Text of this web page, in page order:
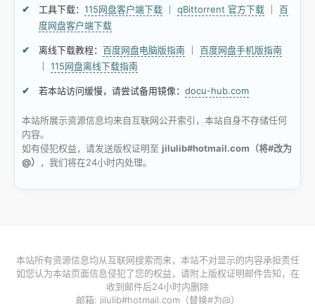
工具下载： 115网盘客户端下载 qBittorrent 官方下载
百
度网盘客户端下载
离线下载教程： 百度网盘电脑版指南
百度网盘手机版指南
115网盘离线下载指南
若本站访问缓慢，请尝试备用镜像： docu-hub.com
本站所展示资源信息均来自互联网公开索引，本站自身不存储任何
内容。
如有侵犯权益，请发送版权证明至 jilulib#hotmail.com（将#改为
@）
，我们将在24小时内处理。
本站所有资源信息均从互联网搜索而来，本站不对显示的内容承担责任
如您认为本站页面信息侵犯了您的权益，请附上版权证明邮件告知，在
收到邮件后24小时内删除
邮箱: jilulib#hotmail.com（替换#为@）